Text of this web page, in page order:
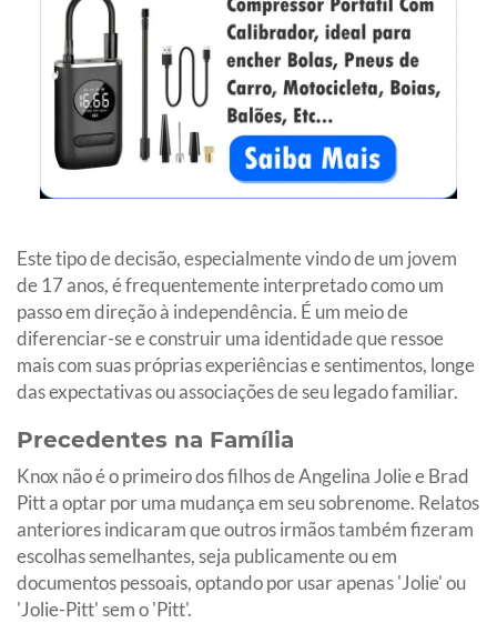
Este tipo de decisão, especialmente vindo de um jovem
de 17 anos, é frequentemente interpretado como um
passo em direção à independência. É um meio de
diferenciar-se e construir uma identidade que ressoe
mais com suas próprias experiências e sentimentos, longe
das expectativas ou associações de seu legado familiar.
Precedentes na Família
Knox não é o primeiro dos filhos de Angelina Jolie e Brad
Pitt a optar por uma mudança em seu sobrenome. Relatos
anteriores indicaram que outros irmãos também fizeram
escolhas semelhantes, seja publicamente ou em
documentos pessoais, optando por usar apenas 'Jolie' ou
'Jolie-Pitt' sem o 'Pitt'.